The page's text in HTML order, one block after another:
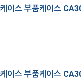
이스 부품케이스
이스 부품케이스